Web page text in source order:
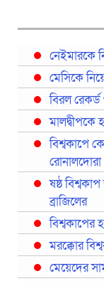
নেইমারকে
মেসিকে
বিরল
মালদ্বীপকে
বিশ্বকাপে
রোনালদোরা
ষষ্ঠ
ব্রাজিলের
বিশ্বকাপের
মরক্কোর
মেয়েদের